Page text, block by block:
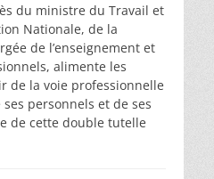
du ministre du Travail et
Nationale, de la
de l’enseignement et
alimente les
de la voie professionnelle
personnels et de ses
de cette double tutelle